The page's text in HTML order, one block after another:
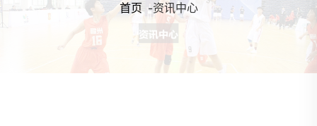
首页 -资讯中心